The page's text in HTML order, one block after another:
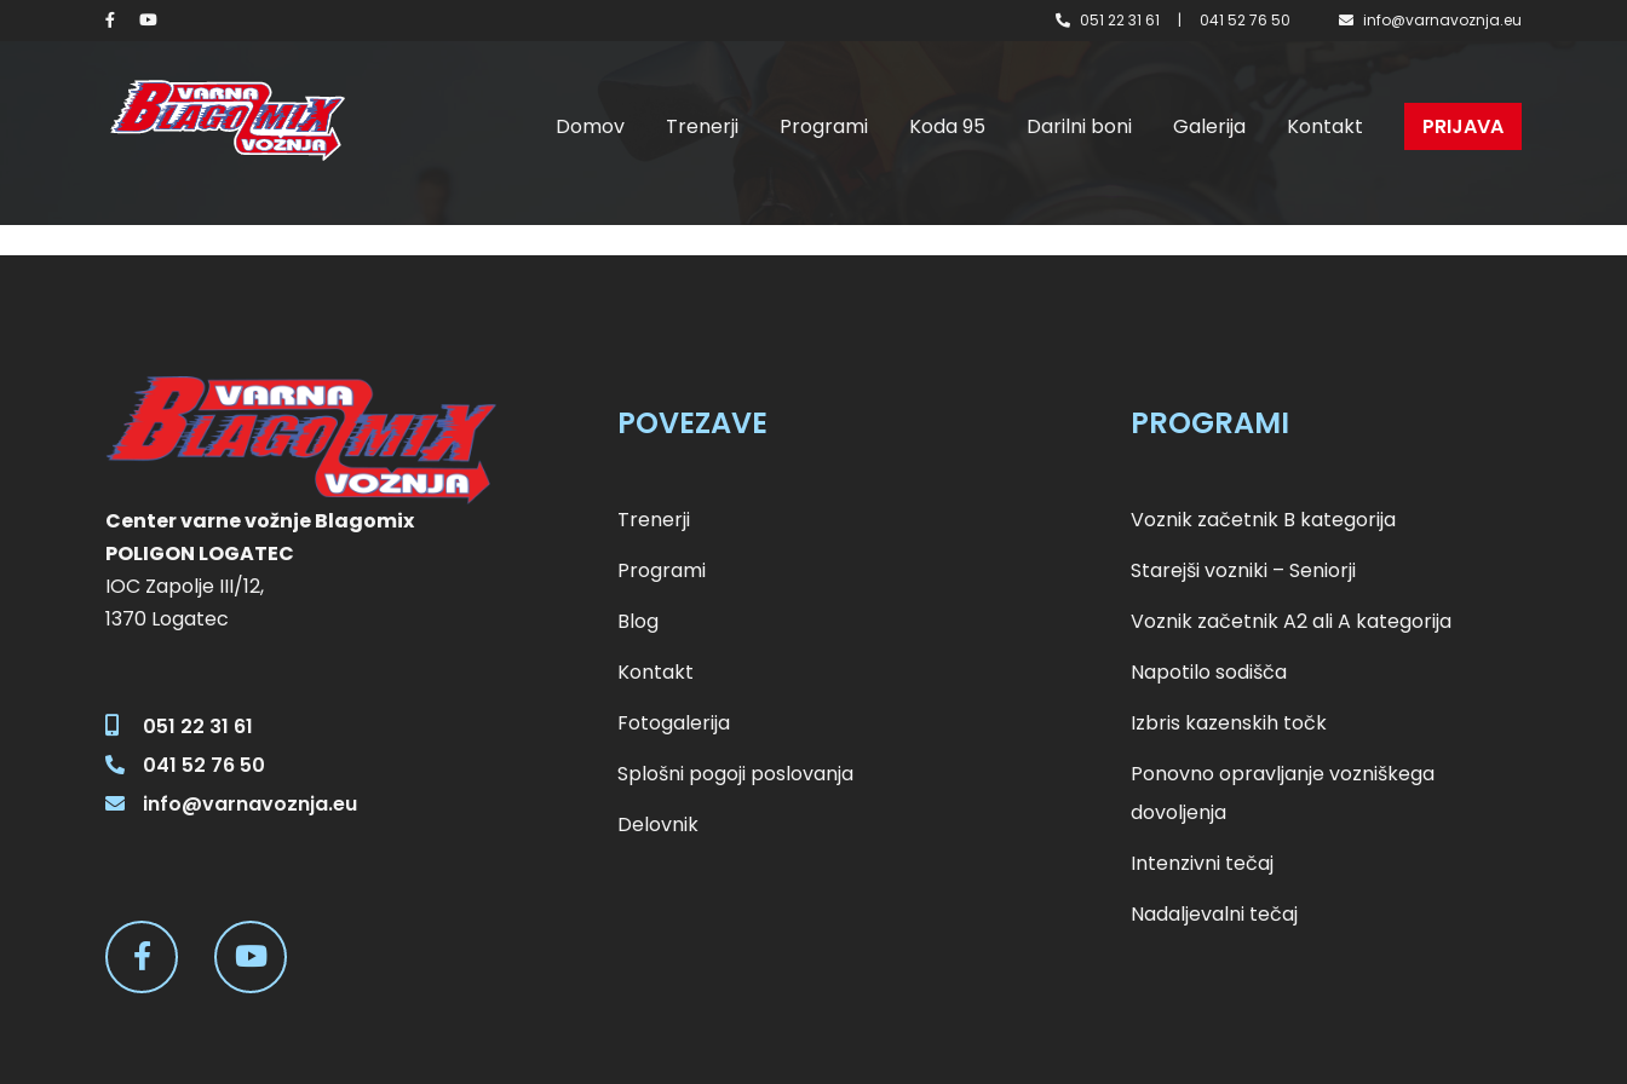
051 22 31 61 | 041 52 76 50 info@varnavoznja.eu
Domov Trenerji Programi Koda 95 Darilni boni Galerija Kontakt PRIJAVA
150,00 € 1 in stock Prijava Category: Voznik začetnik B kategorija Related products sobota, 5. 2. 2022
ob 8:00 – I 125,00 € Add to cart nedelja, 20.02.2022 ob 8:00 – I 125,00 € Read more torek, 22.02.2022
Center varne vožnje Blagomix
POLIGON LOGATEC
IOC Zapolje III/12,
1370 Logatec
051 22 31 61
041 52 76 50
info@varnavoznja.eu
POVEZAVE
Trenerji
Programi
Blog
Kontakt
Fotogalerija
Splošni pogoji poslovanja
Delovnik
PROGRAMI
Voznik začetnik B kategorija
Starejši vozniki – Seniorji
Voznik začetnik A2 ali A kategorija
Napotilo sodišča
Izbris kazenskih točk
Ponovno opravljanje vozniškega
dovoljenja
Intenzivni tečaj
Nadaljevalni tečaj